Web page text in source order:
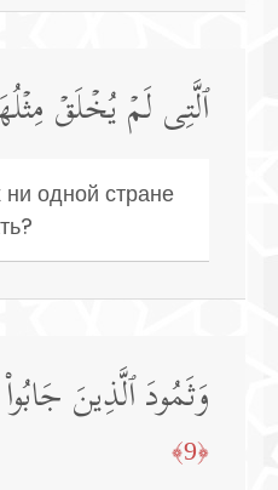
ٱلَّتِی لَمۡ یُخۡلَقۡ
одной стране
وَثَمُودَ ٱلَّذِینَ
﴿9﴾